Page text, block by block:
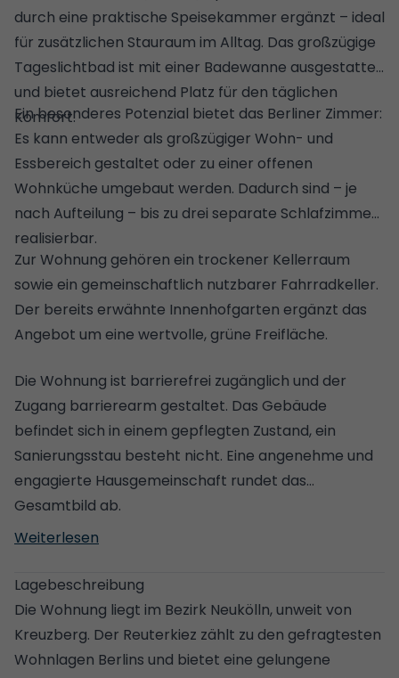
durch eine praktische Speisekammer ergänzt – ideal
für zusätzlichen Stauraum im Alltag. Das großzügige
Tageslichtbad ist mit einer Badewanne ausgestattet
und bietet ausreichend Platz für den täglichen
Komfort.
Ein besonderes Potenzial bietet das Berliner Zimmer:
Es kann entweder als großzügiger Wohn- und
Essbereich gestaltet oder zu einer offenen
Wohnküche umgebaut werden. Dadurch sind – je
nach Aufteilung – bis zu drei separate Schlafzimmer
realisierbar.
Zur Wohnung gehören ein trockener Kellerraum
sowie ein gemeinschaftlich nutzbarer Fahrradkeller.
Der bereits erwähnte Innenhofgarten ergänzt das
Angebot um eine wertvolle, grüne Freifläche.
Die Wohnung ist barrierefrei zugänglich und der
Zugang barrierearm gestaltet. Das Gebäude
befindet sich in einem gepflegten Zustand, ein
Sanierungsstau besteht nicht. Eine angenehme und
engagierte Hausgemeinschaft rundet das
Gesamtbild ab.
Weiterlesen
Lagebeschreibung
Die Wohnung liegt im Bezirk Neukölln, unweit von
Kreuzberg. Der Reuterkiez zählt zu den gefragtesten
Wohnlagen Berlins und bietet eine gelungene